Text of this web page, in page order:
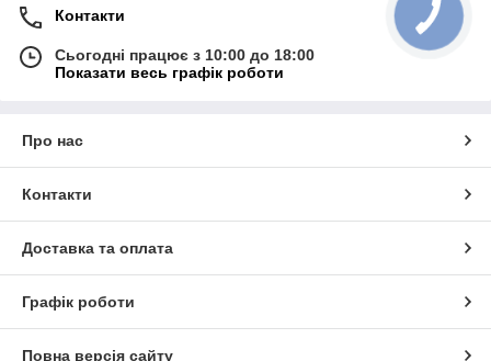
Контакти
Сьогодні працює з 10:00 до 18:00
Показати весь графік роботи
Про нас
Контакти
Доставка та оплата
Графік роботи
Повна версія сайту